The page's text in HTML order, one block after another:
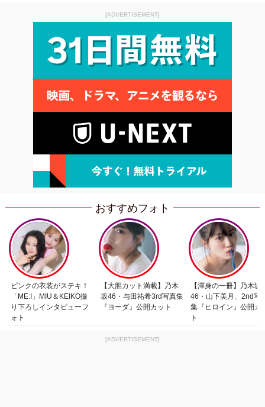
[ADVERTISEMENT]
おすすめフォト
ピンクの衣装がステキ！
「ME:I」MIU＆KEIKO撮
り下ろしインタビューフ
ォト
【大胆カット満載】乃木
坂46・与田祐希3rd写真集
『ヨーダ』公開カット
【渾身の一冊】乃木坂
46・山下美月、2nd写
集『ヒロイン』公開カ
ト
[ADVERTISEMENT]